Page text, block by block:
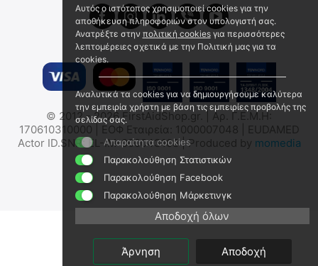
© 2012 - 2026 FirstAidShop.gr. | Αρ. Γ.Ε.Μ.Η:
170610310000 | ΕΟΦ Εταιρεία: 1000007048 | EUDAMED
Actor ID.SNR: EL-IM-000043108 | Produced by momedia
Αυτός ο ιστότοπος χρησιμοποιεί cookies για την
αποθήκευση πληροφοριών στον υπολογιστή σας.
Ανατρέξτε στην πολιτική cookiesγια περισσότερες
λεπτομέρειες σχετικά με την Πολιτική μας για τα
cookies.
Αναλυτικά τα cookies για να δημιουργήσουμε καλύτερα
την εμπειρία χρήστη με βάση τις εμπειρίες προβολής της
σελίδας σας.
Απαραίτητα cookies
Παρακολούθηση Στατιστικών
Παρακολούθηση Facebook
Παρακολούθηση Μάρκετινγκ
Αποδοχή όλων
Άρνηση Αποδοχή